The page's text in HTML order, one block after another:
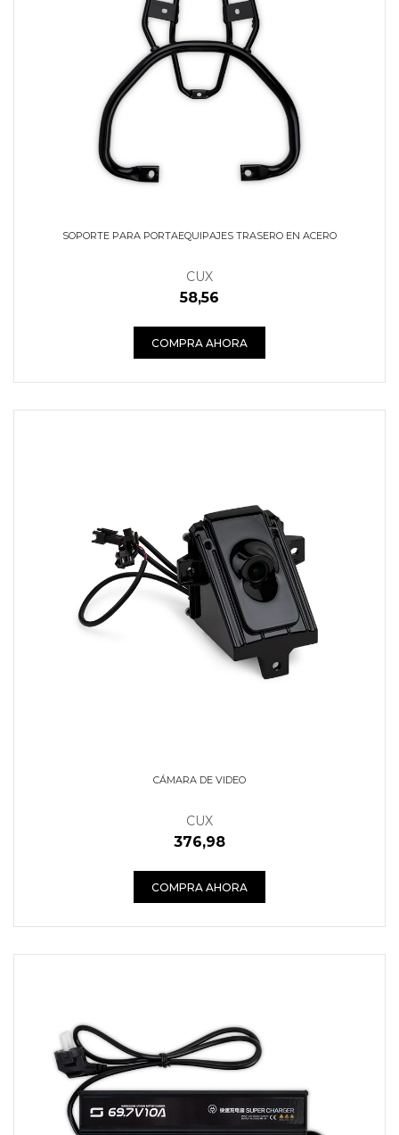
SOPORTE PARA PORTAEQUIPAJES TRASERO EN ACERO
CUX
58,56
COMPRA AHORA
CÁMARA DE VIDEO
CUX
376,98
COMPRA AHORA